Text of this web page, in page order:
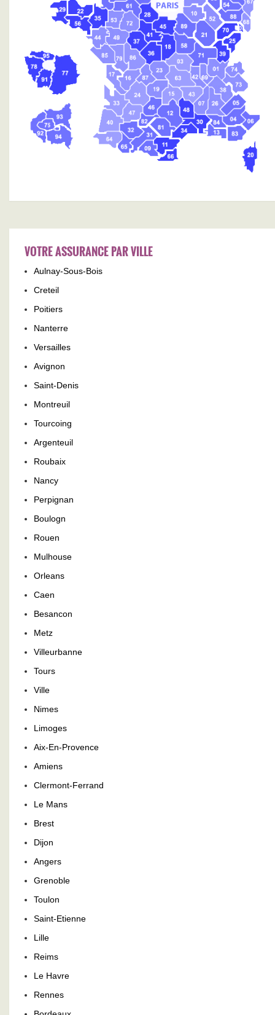
VOTRE ASSURANCE PAR VILLE
Aulnay-Sous-Bois
Creteil
Poitiers
Nanterre
Versailles
Avignon
Saint-Denis
Montreuil
Tourcoing
Argenteuil
Roubaix
Nancy
Perpignan
Boulogn
Rouen
Mulhouse
Orleans
Caen
Besancon
Metz
Villeurbanne
Tours
Ville
Nimes
Limoges
Aix-En-Provence
Amiens
Clermont-Ferrand
Le Mans
Brest
Dijon
Angers
Grenoble
Toulon
Saint-Etienne
Lille
Reims
Le Havre
Rennes